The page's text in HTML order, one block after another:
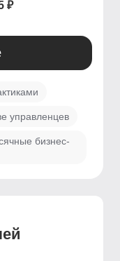
₽
управленцев
бизнес-